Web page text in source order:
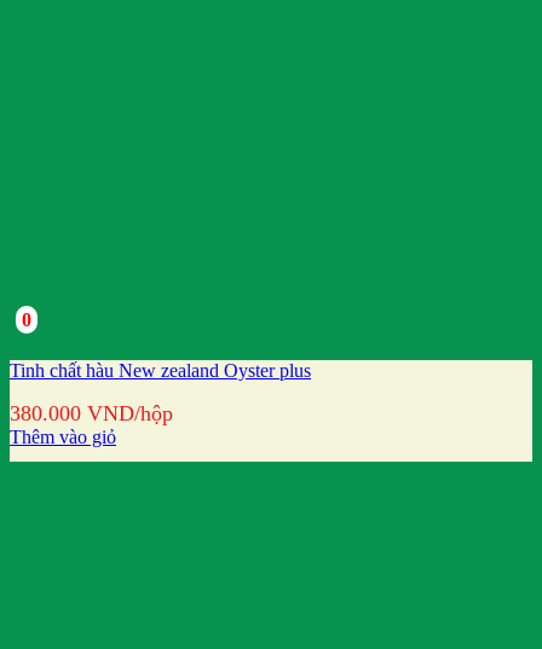
0
Tinh chất hàu New zealand Oyster plus
380.000 VND/hộp
Thêm vào giỏ